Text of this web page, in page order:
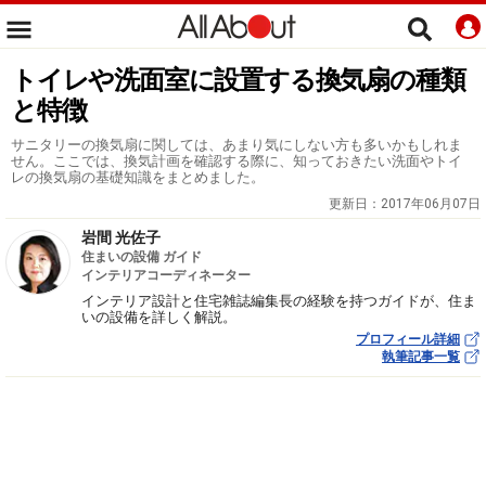
トイレや洗面室に設置する換気扇の種類
と特徴
サニタリーの換気扇に関しては、あまり気にしない方も多いかもしれま
せん。ここでは、換気計画を確認する際に、知っておきたい洗面やトイ
レの換気扇の基礎知識をまとめました。
更新日： 2017年06月07日
岩間 光佐子
住まいの設備 ガイド
インテリアコーディネーター
インテリア設計と住宅雑誌編集長の経験を持つガイドが、住ま
いの設備を詳しく解説。
プロフィール詳細
執筆記事一覧